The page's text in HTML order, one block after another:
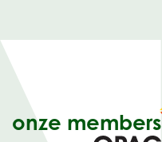
onze members